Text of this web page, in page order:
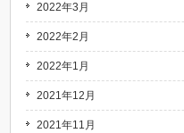
2022年3月
2022年2月
2022年1月
2021年12月
2021年11月